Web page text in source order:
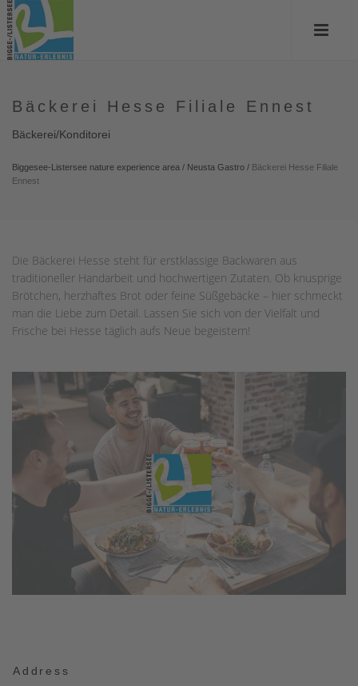
Bäckerei Hesse Filiale Ennest
Bäckerei/Konditorei
Biggesee-Listersee nature experience area / Neusta Gastro / Bäckerei Hesse Filiale
Ennest
Die Bäckerei Hesse steht für erstklassige Backwaren aus
traditioneller Handarbeit und hochwertigen Zutaten. Ob knusprige
Brötchen, herzhaftes Brot oder feine Süßgebäcke – hier schmeckt
man die Liebe zum Detail. Lassen Sie sich von der Vielfalt und
Frische bei Hesse täglich aufs Neue begeistern!
Address